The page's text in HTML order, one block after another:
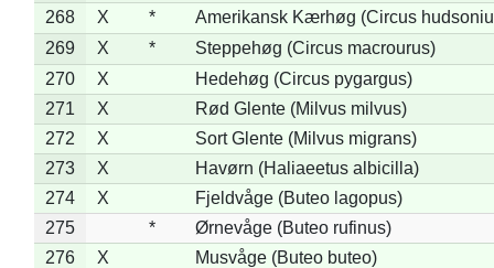
268
X *
Amerikansk Kærhøg (Circus
269
X *
Steppehøg (Circus macrourus)
270
X
Hedehøg (Circus pygargus)
271
X
Rød Glente (Milvus milvus)
272
X
Sort Glente (Milvus migrans)
273
X
Havørn (Haliaeetus albicilla)
274
X
Fjeldvåge (Buteo lagopus)
275
*
Ørnevåge (Buteo rufinus)
276
X
Musvåge (Buteo buteo)